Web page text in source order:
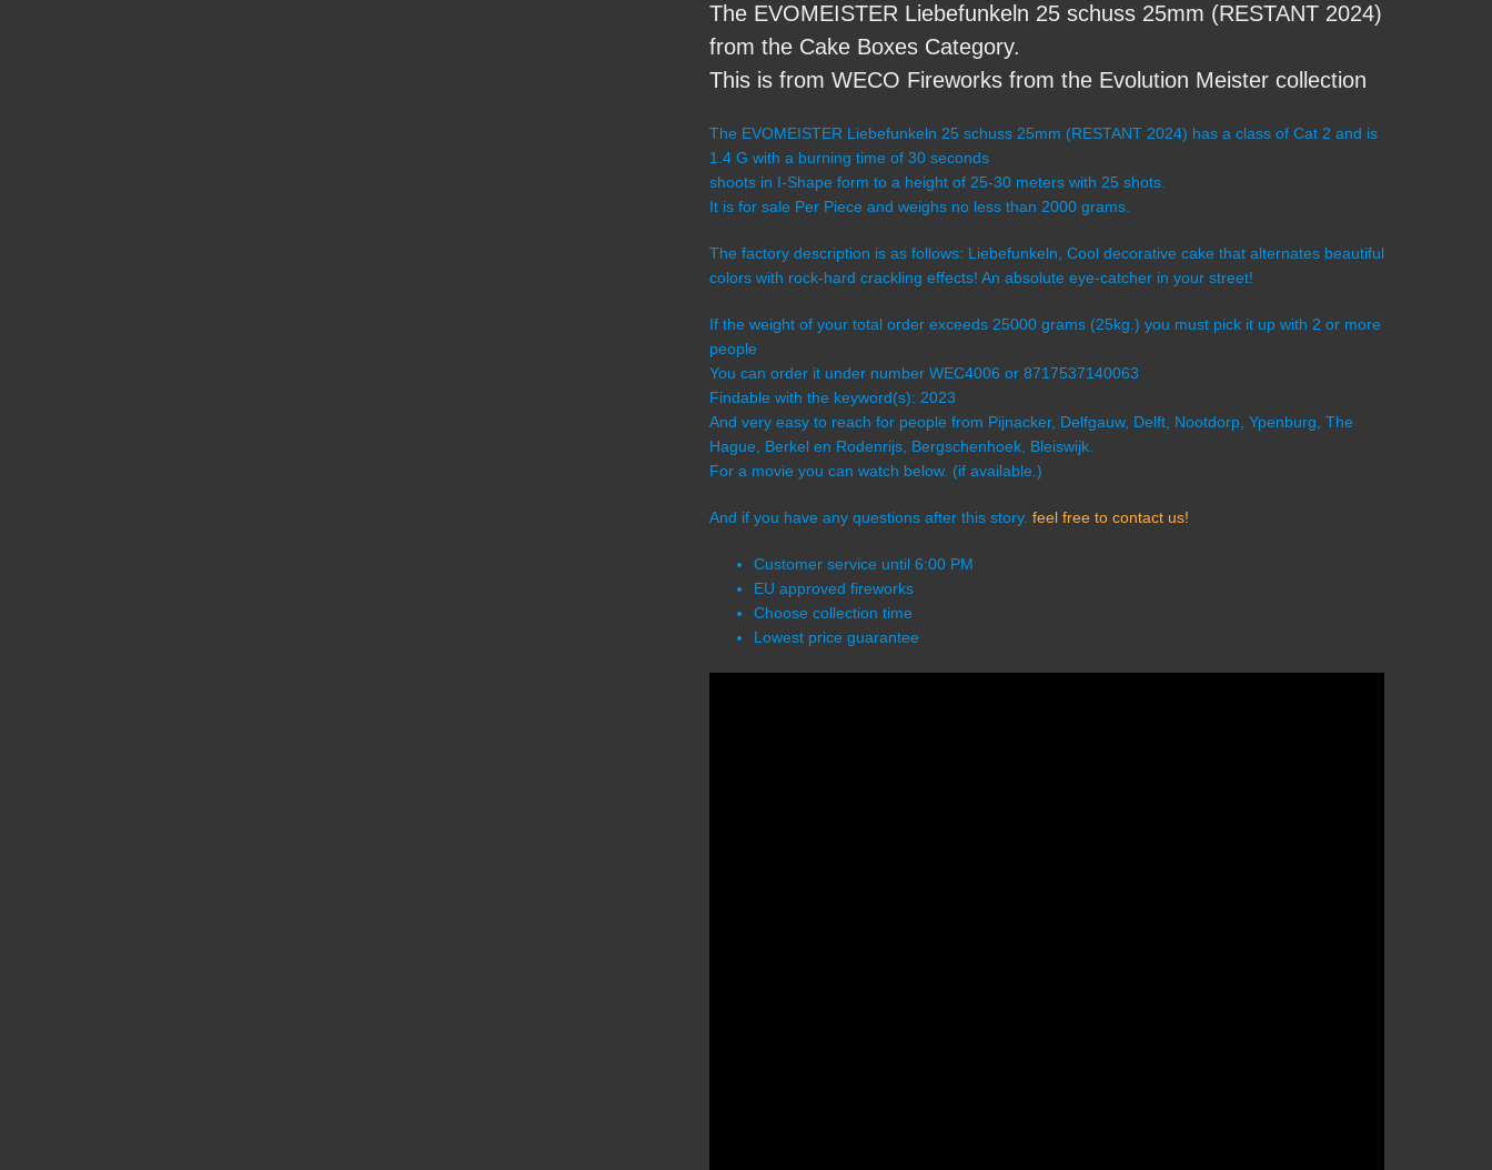
The EVOMEISTER Liebefunkeln 25 schuss 25mm (RESTANT 2024)
from the Cake Boxes Category.
This is from WECO Fireworks from the Evolution Meister collection
The EVOMEISTER Liebefunkeln 25 schuss 25mm (RESTANT 2024) has a class of Cat 2 and is
1.4 G with a burning time of 30 seconds
shoots in I-Shape form to a height of 25-30 meters with 25 shots.
It is for sale Per Piece and weighs no less than 2000 grams.
The factory description is as follows: Liebefunkeln, Cool decorative cake that alternates beautiful
colors with rock-hard crackling effects! An absolute eye-catcher in your street!
If the weight of your total order exceeds 25000 grams (25kg.) you must pick it up with 2 or more
people
You can order it under number WEC4006 or 8717537140063
Findable with the keyword(s): 2023
And very easy to reach for people from Pijnacker, Delfgauw, Delft, Nootdorp, Ypenburg, The
Hague, Berkel en Rodenrijs, Bergschenhoek, Bleiswijk.
For a movie you can watch below. (if available.)
And if you have any questions after this story. feel free to contact us!
Customer service until 6:00 PM
EU approved fireworks
Choose collection time
Lowest price guarantee